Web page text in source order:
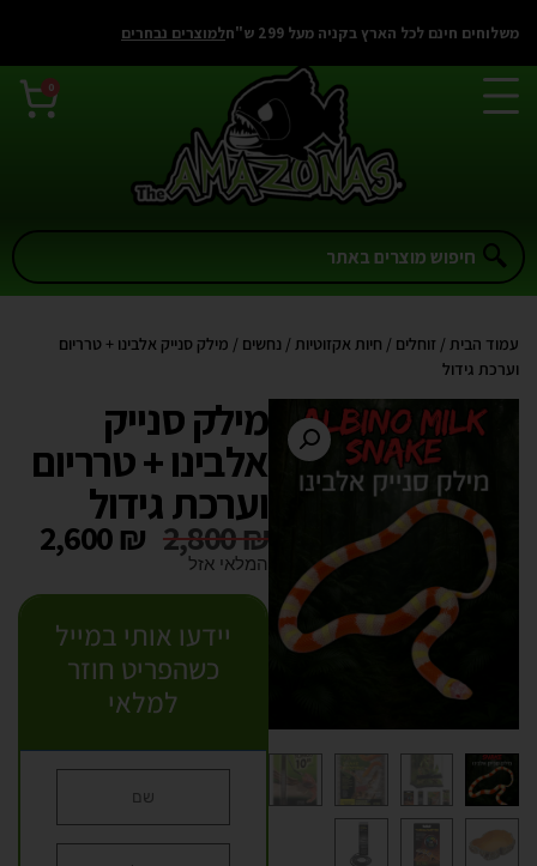
משלוחים חינם לכל הארץ בקניה מעל 299 ש"ח למוצרים נבחרים
0
עמוד הבית / זוחלים / חיות אקזוטיות / נחשים / מילק סנייק אלבינו + טרריום
וערכת גידול
מילק סנייק
אלבינו + טרריום
וערכת גידול
2,800₪
2,600₪
המלאי אזל
יידעו אותי במייל
כשהפריט חוזר
למלאי